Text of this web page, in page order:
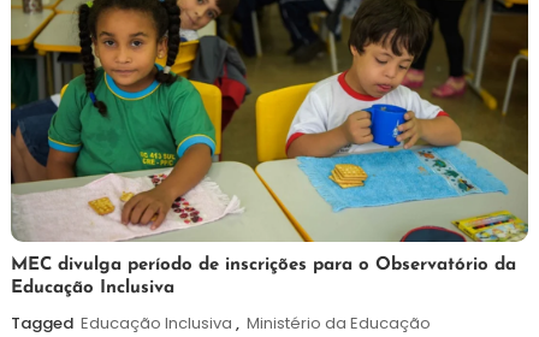
7
de
agosto
Maurilio
MEC divulga período de inscrições para o Observatório da
Educação Inclusiva
Tagged Educação Inclusiva , Ministério da Educação